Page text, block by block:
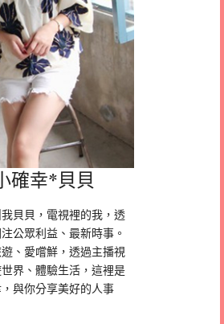
確幸*貝貝
貝貝，電視裡的我，透
公眾利益、最新時事。
、愛嚐鮮，透過主播視
界、體驗生活，這裡是
與你分享美好的人事